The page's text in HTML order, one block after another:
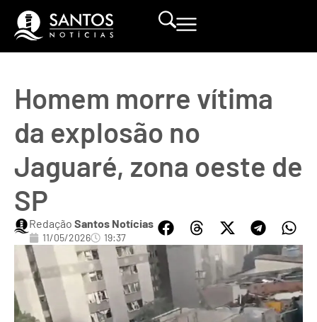
Homem morre vítima
da explosão no
Jaguaré, zona oeste de
SP
Redação Santos Notícias
11/05/2026 19:37